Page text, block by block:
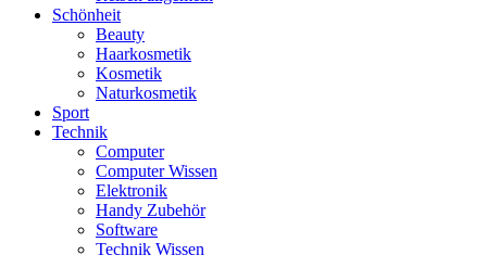
Schönheit
Beauty
Haarkosmetik
Kosmetik
Naturkosmetik
Sport
Technik
Computer
Computer Wissen
Elektronik
Handy Zubehör
Software
Technik Wissen